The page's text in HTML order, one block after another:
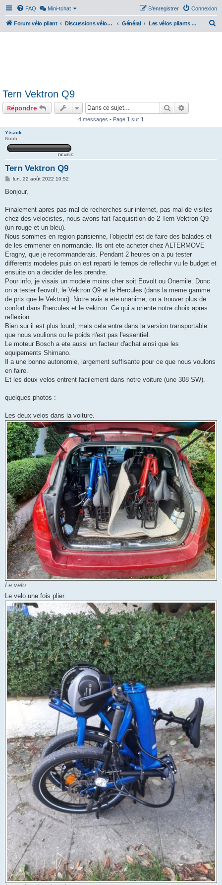
FAQ Mini-tchat Connexion
S’enregistrer
Forum vélo pliant Discussions vélos pliants Général Les vélos pliants électriques
Tern Vektron Q9
Répondre Rechercher
4 messages • Page 1 sur 1
Ytsack
Noob
Tern Vektron Q9
M
s
g
lun. 22 août 2022 10:52
Bonjour,
Finalement apres pas mal de recherches sur internet, pas mal de visites
chez des velocistes, nous avons fait l'acquisition de 2 Tern Vektron Q9
(un rouge et un bleu).
Nous sommes en region parisienne, l'objectif est de faire des balades et
de les emmener en normandie. Ils ont ete acheter chez ALTERMOVE
Eragny, que je recommanderais. Pendant 2 heures on a pu tester
differents modeles puis on est reparti le temps de reflechir vu le budget et
ensuite on a decider de les prendre.
Pour info, je visais un modele moins cher soit Eovolt ou Onemile. Donc
on a tester l'eovolt, le Vektron Q9 et le Hercules (dans la meme gamme
de prix que le Vektron). Notre avis a ete unanime, on a trouver plus de
confort dans l'hercules et le vektron. Ce qui a oriente notre choix apres
reflexion.
Bien sur il est plus lourd, mais cela entre dans la version transportable
que nous voulions ou le poids n'est pas l'essentiel.
Le moteur Bosch a ete aussi un facteur d'achat ainsi que les
equipements Shimano.
Il a une bonne autonomie, largement suffisante pour ce que nous voulons
en faire.
Et les deux velos entrent facilement dans notre voiture (une 308 SW).
quelques photos :
Les deux velos dans la voiture.
Le velo
Le velo une fois plier